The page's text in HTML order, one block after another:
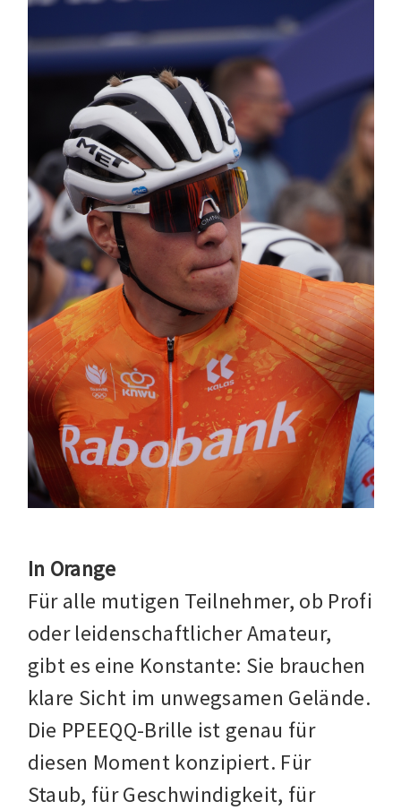
In Orange
Für alle mutigen Teilnehmer, ob Profi
oder leidenschaftlicher Amateur,
gibt es eine Konstante: Sie brauchen
klare Sicht im unwegsamen Gelände.
Die PPEEQQ-Brille ist genau für
diesen Moment konzipiert. Für
Staub, für Geschwindigkeit, für